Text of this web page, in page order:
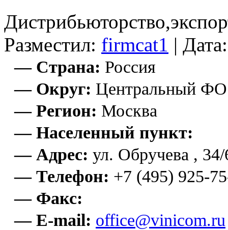
Разместил: firmcat1 |
— Страна: Россия
— Округ: Центральный ФО
— Регион: Москва
— Населенный пункт:
— Адрес: ул. Обручева , 34/
— Телефон: +7 (495) 925-
— Факс:
— E-mail: office@vinicom.ru